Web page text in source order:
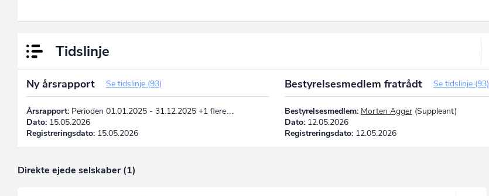
Tidslinje
Ny årsrapport Se tidslinje (93)
Årsrapport: Perioden 01.01.2025 - 31.12.2025 +1 flere…
Dato: 15.05.2026
Registreringsdato: 15.05.2026
Bestyrelsesmedlem fratrådt Se tidslinje (93)
Bestyrelsesmedlem: Morten Agger(Suppleant)
Dato:12.05.2026
Registreringsdato:12.05.2026
Direkte ejede selskaber (1)